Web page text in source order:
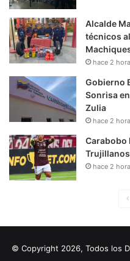
Alcalde
técnicos
hace 2
Gobierno
Sonrisa
Zulia
hace 2
Carabobo
hace 2
© Copyright 2026, Todos los